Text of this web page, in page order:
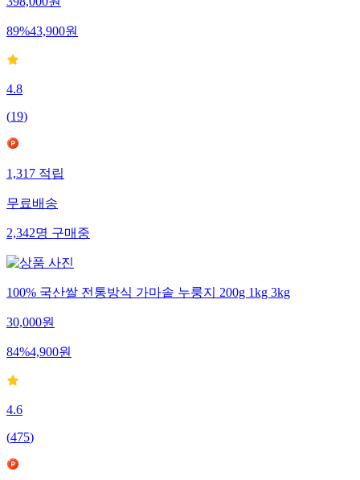
398,000원
89%43,900원
4.8
(19)
1,317적립
무료배송
2,342명구매중
100% 국산쌀 전통방식 가마솥 누룽지 200g 1kg 3kg
30,000원
84%4,900원
4.6
(475)